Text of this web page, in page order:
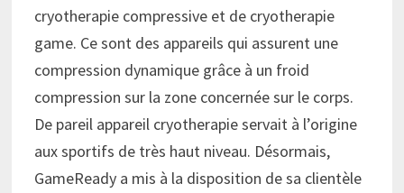
cryotherapie compressive et de cryotherapie
game. Ce sont des appareils qui assurent une
compression dynamique grâce à un froid
compression sur la zone concernée sur le corps.
De pareil appareil cryotherapie servait à l’origine
aux sportifs de très haut niveau. Désormais,
GameReady a mis à la disposition de sa clientèle